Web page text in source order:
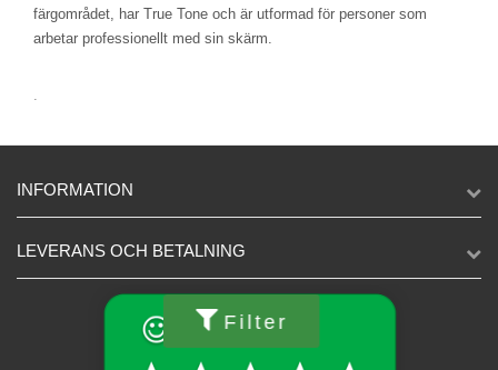
färgområdet, har True Tone och är utformad för personer som
arbetar professionellt med sin skärm.
INFORMATION
LEVERANS OCH BETALNING
Filter